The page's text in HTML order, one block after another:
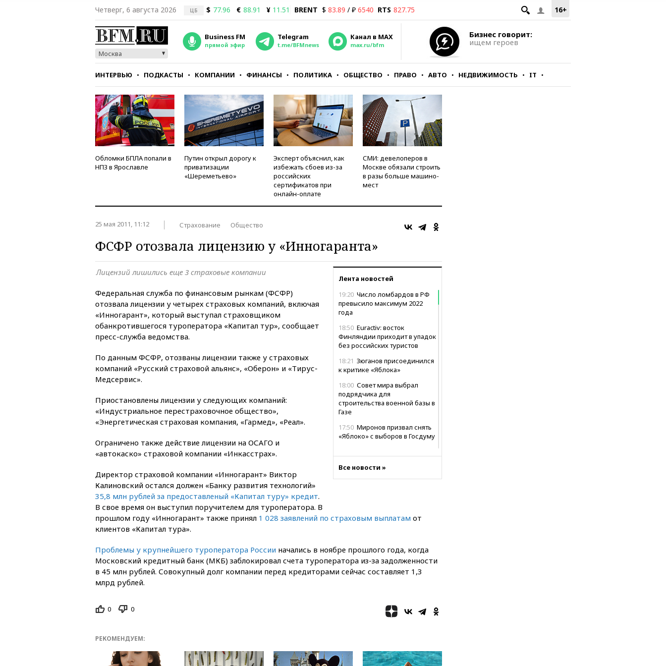
16+
Четверг, 6 августа 2026 ЦБ $ 77.96 € 88.91 ¥ 11.51 BRENT $ 83.89 / ₽ 6540 RTS 827.75
Москва
Business FM
прямой эфир
Telegram
t.me/BFMnews
Канал в MAX
max.ru/bfm
Бизнес говорит:
ищем героев
ИНТЕРВЬЮ ПОДКАСТЫ КОМПАНИИ ФИНАНСЫ ПОЛИТИКА ОБЩЕСТВО ПРАВО АВТО НЕДВИЖИМОСТЬ IT
СТИЛЬ ТЕСТЫ
Обломки БПЛА попали в
НПЗ в Ярославле
Путин открыл дорогу к
приватизации
«Шереметьево»
Эксперт объяснил, как
избежать сбоев из-за
российских
сертификатов при
онлайн-оплате
СМИ: девелоперов в
Москве обязали строить
в разы больше машино-
мест
25 мая 2011, 11:12 Страхование Общество
ФСФР отозвала лицензию у «Инногаранта»
Лента новостей
19:20 Число ломбардов в РФ
превысило максимум 2022
года
18:50 Euractiv: восток
Финляндии приходит в упадок
без российских туристов
18:21 Зюганов присоединился
к критике «Яблока»
18:00 Совет мира выбрал
подрядчика для
строительства военной базы в
Газе
17:50 Миронов призвал снять
«Яблоко» с выборов в Госдуму
управлении аэропортом
Шереметьево
области
ограничения
17:17 Власти РФ помогут
пострадавшему от атак на
Books запросили четыре года
16:35
На восстановление
Все новости »
Лицензий лишились еще 3 страховые компании
Федеральная служба по финансовым рынкам (ФСФР)
отозвала лицензии у четырех страховых компаний, включая
«Инногарант», который выступал страховщиком
обанкротившегося туроператора «Капитал тур», сообщает
пресс-служба ведомства.
По данным ФСФР, отозваны лицензии также у страховых
компаний «Русский страховой альянс», «Оберон» и «Тирус-
Медсервис».
Приостановлены лицензии у следующих компаний:
«Индустриальное перестраховочное общество»,
«Энергетическая страховая компания, «Гармед», «Реал».
Ограничено также действие лицензии на ОСАГО и
«автокаско» страховой компании «Инкасстрах».
Директор страховой компании «Инногарант» Виктор
Калиновский остался должен «Банку развития технологий»
35,8 млн рублей за предоставленый «Капитал туру» кредит.
В свое время он выступил поручителем для туроператора. В
прошлом году «Инногарант» также принял 1 028 заявлений по страховым выплатам от
клиентов «Капитал тура».
Проблемы у крупнейшего туроператора России начались в ноябре прошлого года, когда
Московский кредитный банк (МКБ) заблокировал счета туроператора из-за задолженности
в 45 млн рублей. Совокупный долг компании перед кредиторами сейчас составляет 1,3
млрд рублей.
0 0
РЕКОМЕНДУЕМ: